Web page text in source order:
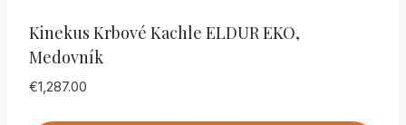
Kinekus Krbové Kachle ELDUR EKO,
Medovník
€1,287.00